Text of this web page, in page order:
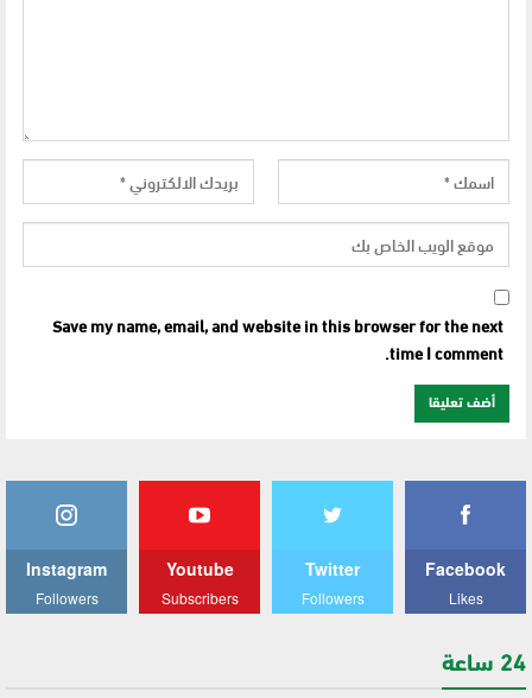
Save my name, email, and website in this browser for the next
time I comment.
Facebook
Likes
Twitter
Followers
Youtube
Subscribers
Instagram
Followers
24 ساعة